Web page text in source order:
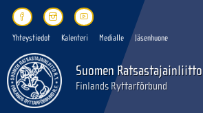
Yhteystiedot Kalenteri Medialle Jäsenhuone
Suomen Ratsastajainliitto
Finlands Ryttarförbund